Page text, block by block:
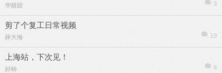
华甜甜 3
剪了个复工日常视频
薛大海 19
上海站，下次见！
好柿 6